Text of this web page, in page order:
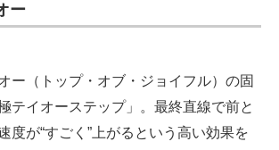
ー
ー（トップ・オブ・ジョイフル）の固
テイオーステップ」。最終直線で前と
度が“すごく”上がるという高い効果を